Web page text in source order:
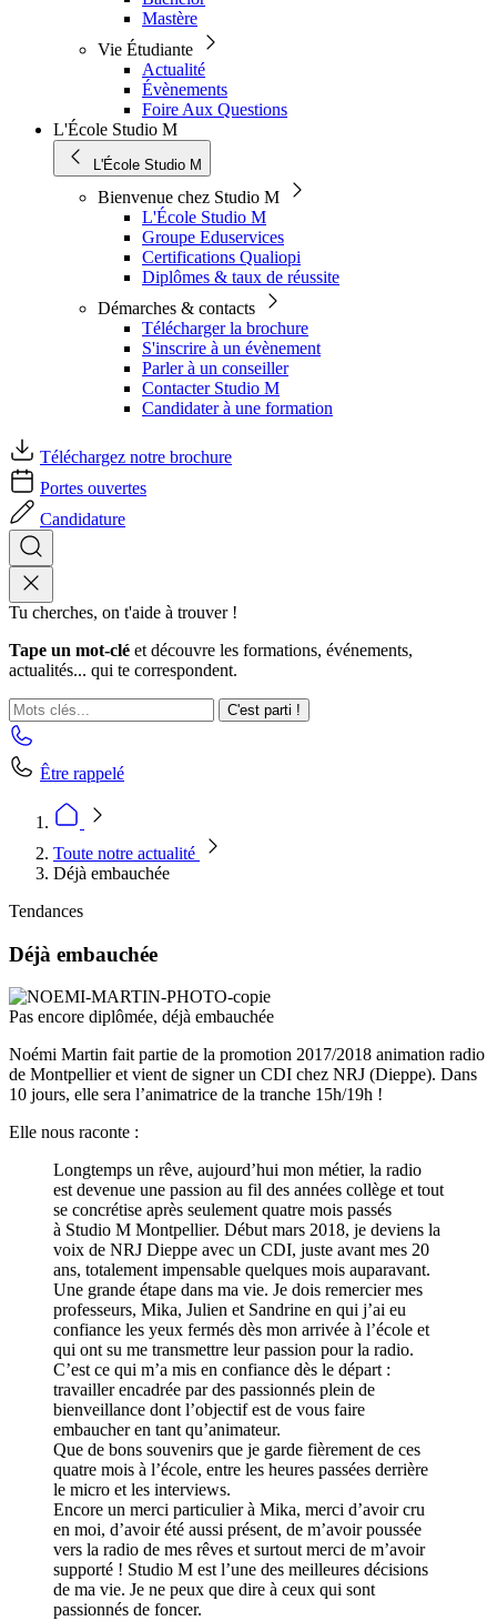
Mastère
Vie Étudiante
Actualité
Évènements
Foire Aux Questions
L'École Studio M
L'École Studio M
Bienvenue chez Studio M
L'École Studio M
Groupe Eduservices
Certifications Qualiopi
Diplômes & taux de réussite
Démarches & contacts
Télécharger la brochure
S'inscrire à un évènement
Parler à un conseiller
Contacter Studio M
Candidater à une formation
Téléchargez notre brochure
Portes ouvertes
Candidature
Tu cherches, on t'aide à trouver !
Tape un mot-clé et découvre les formations, événements,
actualités... qui te correspondent.
C'est parti !
Être rappelé
Toute notre actualité
Déjà embauchée
Tendances
Déjà embauchée
Pas encore diplômée, déjà embauchée
Noémi Martin fait partie de la promotion 2017/2018 animation radio
de Montpellier et vient de signer un CDI chez NRJ (Dieppe). Dans
10 jours, elle sera l’animatrice de la tranche 15h/19h !
Elle nous raconte :
Longtemps un rêve, aujourd’hui mon métier, la radio
est devenue une passion au fil des années collège et tout
se concrétise après seulement quatre mois passés
à Studio M Montpellier. Début mars 2018, je deviens la
voix de NRJ Dieppe avec un CDI, juste avant mes 20
ans, totalement impensable quelques mois auparavant.
Une grande étape dans ma vie. Je dois remercier mes
professeurs, Mika, Julien et Sandrine en qui j’ai eu
confiance les yeux fermés dès mon arrivée à l’école et
qui ont su me transmettre leur passion pour la radio.
C’est ce qui m’a mis en confiance dès le départ :
travailler encadrée par des passionnés plein de
bienveillance dont l’objectif est de vous faire
embaucher en tant qu’animateur.
Que de bons souvenirs que je garde fièrement de ces
quatre mois à l’école, entre les heures passées derrière
le micro et les interviews.
Encore un merci particulier à Mika, merci d’avoir cru
en moi, d’avoir été aussi présent, de m’avoir poussée
vers la radio de mes rêves et surtout merci de m’avoir
supporté ! Studio M est l’une des meilleures décisions
de ma vie. Je ne peux que dire à ceux qui sont
passionnés de foncer.